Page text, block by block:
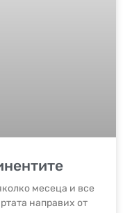
месеца и все
направих от